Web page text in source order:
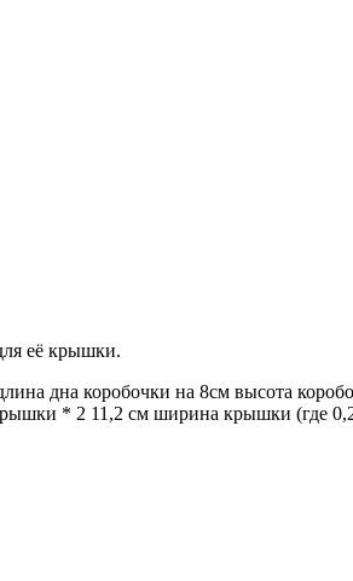
её крышки.
дна коробочки на 8см высота
* 2 11,2 см ширина крышки (где